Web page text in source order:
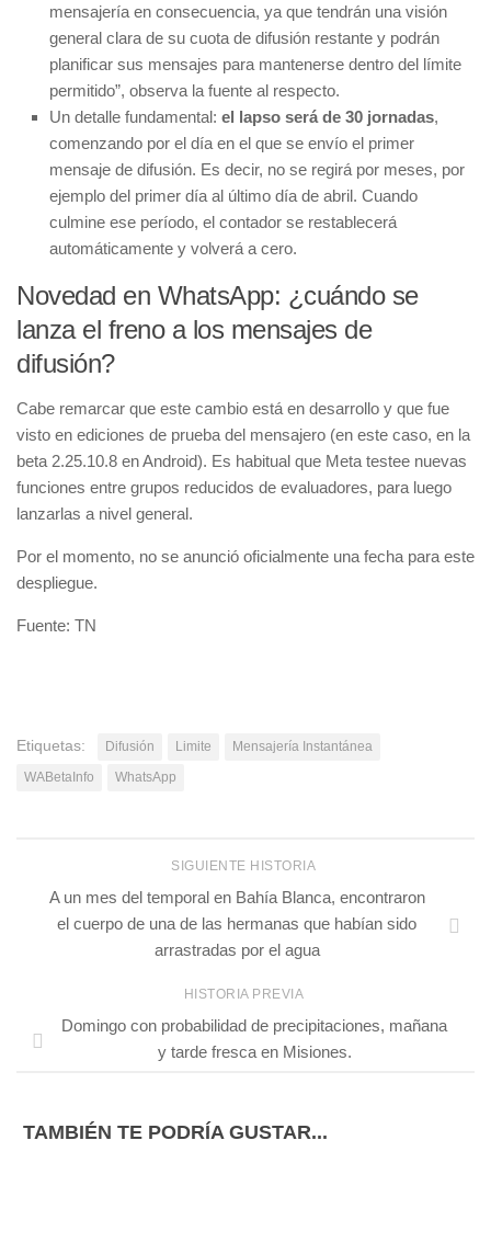
mensajería en consecuencia, ya que tendrán una visión
general clara de su cuota de difusión restante y podrán
planificar sus mensajes para mantenerse dentro del límite
permitido”, observa la fuente al respecto.
Un detalle fundamental: el lapso será de 30 jornadas,
comenzando por el día en el que se envío el primer
mensaje de difusión. Es decir, no se regirá por meses, por
ejemplo del primer día al último día de abril. Cuando
culmine ese período, el contador se restablecerá
automáticamente y volverá a cero.
Novedad en WhatsApp: ¿cuándo se
lanza el freno a los mensajes de
difusión?
Cabe remarcar que este cambio está en desarrollo y que fue
visto en ediciones de prueba del mensajero (en este caso, en la
beta 2.25.10.8 en Android). Es habitual que Meta testee nuevas
funciones entre grupos reducidos de evaluadores, para luego
lanzarlas a nivel general.
Por el momento, no se anunció oficialmente una fecha para este
despliegue.
Fuente: TN
Etiquetas: Difusión Limite
Mensajería Instantánea
WABetaInfo
WhatsApp
SIGUIENTE HISTORIA
A un mes del temporal en Bahía Blanca, encontraron
el cuerpo de una de las hermanas que habían sido
arrastradas por el agua
HISTORIA PREVIA
Domingo con probabilidad de precipitaciones, mañana
y tarde fresca en Misiones.
TAMBIÉN TE PODRÍA GUSTAR...